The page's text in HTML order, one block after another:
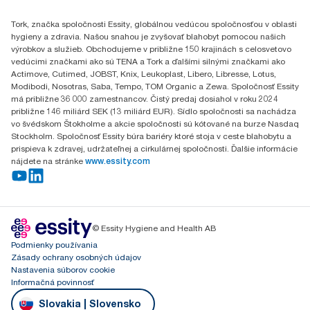
049 12 Gemerská Hôrka
Tork, značka spoločnosti Essity, globálnou vedúcou spoločnosťou v oblasti
hygieny a zdravia. Našou snahou je zvyšovať blahobyt pomocou našich
výrobkov a služieb. Obchodujeme v približne 150 krajinách s celosvetovo
vedúcimi značkami ako sú TENA a Tork a ďalšími silnými značkami ako
Actimove, Cutimed, JOBST, Knix, Leukoplast, Libero, Libresse, Lotus,
Modibodi, Nosotras, Saba, Tempo, TOM Organic a Zewa. Spoločnosť Essity
má približne 36 000 zamestnancov. Čistý predaj dosiahol v roku 2024
približne 146 miliárd SEK (13 miliárd EUR). Sídlo spoločnosti sa nachádza
vo švédskom Štokholme a akcie spoločnosti sú kótované na burze Nasdaq
Stockholm. Spoločnosť Essity búra bariéry ktoré stoja v ceste blahobytu a
prispieva k zdravej, udržateľnej a cirkulárnej spoločnosti. Ďalšie informácie
nájdete na stránke www.essity.com
© Essity Hygiene and Health AB
Podmienky používania
Zásady ochrany osobných údajov
Nastavenia súborov cookie
Informačná povinnosť
Slovakia | Slovensko